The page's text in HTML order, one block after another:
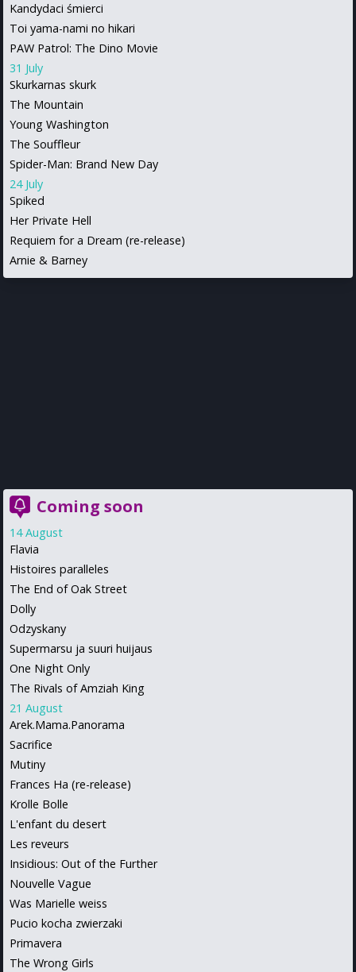
Kandydaci śmierci
Toi yama-nami no hikari
PAW Patrol: The Dino Movie
31 July
Skurkarnas skurk
The Mountain
Young Washington
The Souffleur
Spider-Man: Brand New Day
24 July
Spiked
Her Private Hell
Requiem for a Dream (re-release)
Arnie & Barney
Coming soon
14 August
Flavia
Histoires paralleles
The End of Oak Street
Dolly
Odzyskany
Supermarsu ja suuri huijaus
One Night Only
The Rivals of Amziah King
21 August
Arek.Mama.Panorama
Sacrifice
Mutiny
Frances Ha (re-release)
Krolle Bolle
L'enfant du desert
Les reveurs
Insidious: Out of the Further
Nouvelle Vague
Was Marielle weiss
Pucio kocha zwierzaki
Primavera
The Wrong Girls